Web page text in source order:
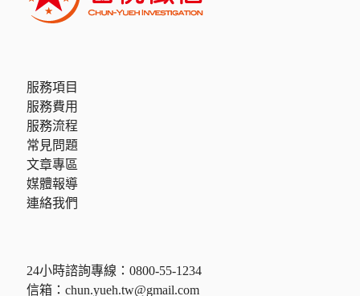
服務項目
服務費用
服務流程
常見問題
文章專區
媒體報導
連絡我們
24小時諮詢專線： 0800-55-1234
信箱： chun.yueh.tw@gmail.com